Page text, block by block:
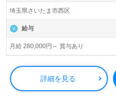
埼玉県さいたま市西区
給与
月給 280,000円～ 賞与あり
詳細を見る